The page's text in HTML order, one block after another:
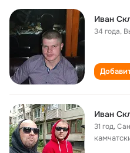
Иван
34 года,
Иван
31 год,